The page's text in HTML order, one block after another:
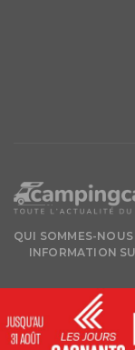
QUI SOMMES-NOUS
INFORMATION